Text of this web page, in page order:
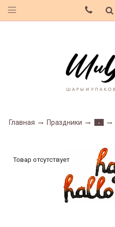
Главная Праздники -
Товар отсутствует